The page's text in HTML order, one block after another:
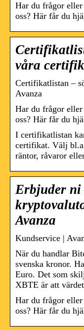
Har du frågor
oss? Här får du
våra
Certifikatlistan –
Avanza
Har du frågor
oss? Här får du
I certifikatlistan
certifikat. Välj
räntor, råvaror
Erbjuder ni
Avanza
Kundservice |
När du handlar
svenska kronor.
Euro. Det som
XBTE är att
Har du frågor
oss? Här får du